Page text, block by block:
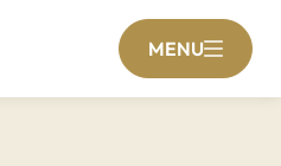
MENU